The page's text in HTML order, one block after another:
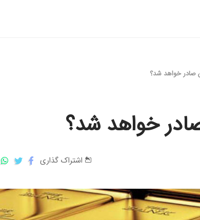
صادر خواهد شد؟
خواهد شد؟
اشتراک گذاری